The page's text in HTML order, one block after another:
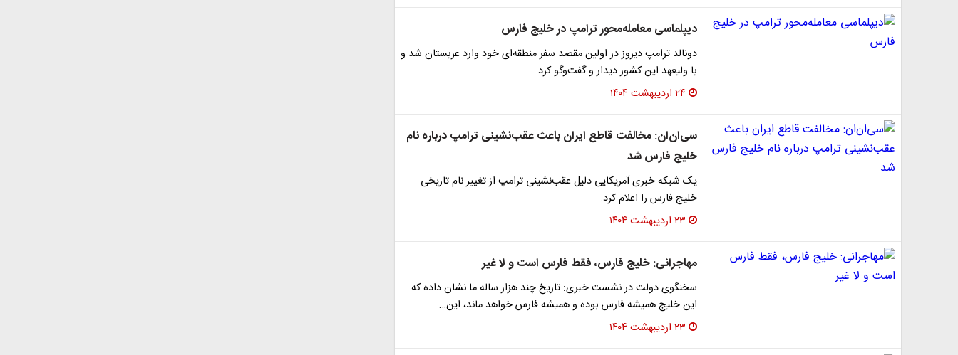
دیپلماسی معامله‌محور ترامپ در خلیج فارس
دونالد ترامپ دیروز در اولین مقصد سفر منطقه‌ای خود وارد عربستان شد و
با ولیعهد این کشور دیدار و گفت‌و‌گو کرد
۲۴ اردیبهشت ۱۴۰۴
سی‌ان‌ان: مخالفت قاطع ایران باعث عقب‌نشینی ترامپ درباره نام
خلیج فارس شد
یک شبکه خبری آمریکایی دلیل عقب‌نشینی ترامپ از تغییر نام تاریخی
خلیج فارس را اعلام کرد.
۲۳ اردیبهشت ۱۴۰۴
مهاجرانی: خلیج فارس، فقط فارس است و لا غیر
سخنگوی دولت در نشست خبری: تاریخ چند هزار ساله ما نشان داده که
این خلیج همیشه فارس بوده و همیشه فارس خواهد ماند، این…
۲۳ اردیبهشت ۱۴۰۴